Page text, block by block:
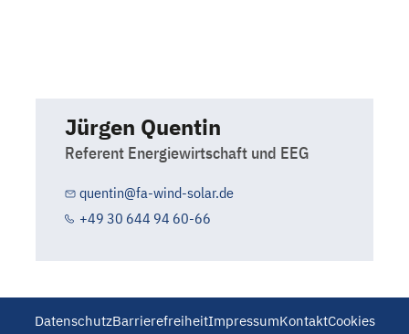
Jürgen Quentin
Referent Energiewirtschaft und EEG
quentin@fa-wind-solar.de
+49 30 644 94 60-66
DatenschutzBarrierefreiheitImpressumKontaktCookies